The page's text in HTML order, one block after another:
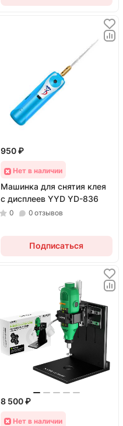
950 ₽
Нет в наличии
Машинка для снятия клея
с дисплеев YYD YD-836
0 0 отзывов
Подписаться
8 500 ₽
Нет в наличии